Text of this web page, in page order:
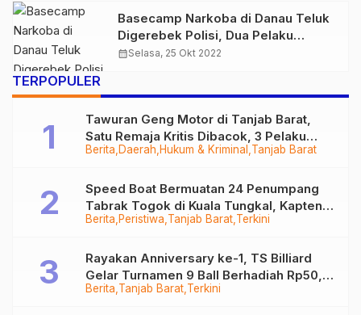
Basecamp Narkoba di Danau Teluk
Digerebek Polisi, Dua Pelaku
Beserta Barang Bukti Diamankan
calendar_monthSelasa, 25 Okt 2022
TERPOPULER
Berita Daerah Hukum & Kriminal Tanjab Barat
Tawuran Geng Motor di Tanjab Barat,
Satu Remaja Kritis Dibacok, 3 Pelaku
Ditangkap
Berita Peristiwa Tanjab Barat Terkini
Speed Boat Bermuatan 24 Penumpang
Tabrak Togok di Kuala Tungkal, Kapten
Sempat Hilang
Berita Tanjab Barat Terkini
Rayakan Anniversary ke-1, TS Billiard
Gelar Turnamen 9 Ball Berhadiah Rp50,8
Juta